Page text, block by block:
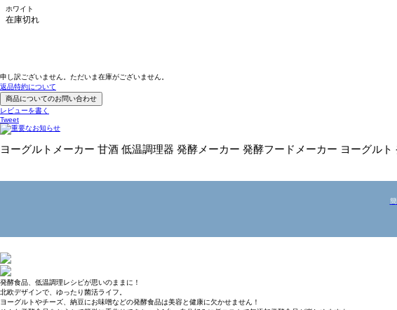
ホワイト
在庫切れ
申し訳ございません。ただいま在庫がございません。
返品特約について
商品についてのお問い合わせ
レビューを書く
Tweet
ヨーグルトメーカー 甘酒 低温調理器 発酵メーカー 発酵フードメーカー ヨーグルト
発酵食品、低温調理レシピが思いのままに！
北欧デザインで、ゆったり菌活ライフ。
ヨーグルトやチーズ、納豆にお味噌などの発酵食品は美容と健康に欠かせません！